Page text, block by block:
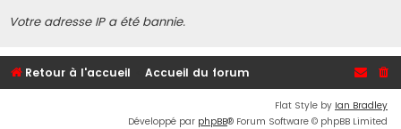
Votre adresse IP a été bannie.
Retour à l'accueil Accueil du forum
Flat Style by Ian Bradley
Développé par phpBB® Forum Software © phpBB Limited